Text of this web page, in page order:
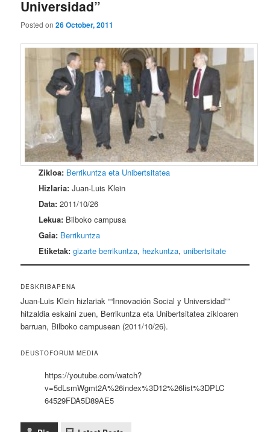
Universidad”
Posted on26 October, 2011
Zikloa: Berrikuntza eta Unibertsitatea
Hizlaria: Juan-Luis Klein
Data: 2011/10/26
Lekua: Bilboko campusa
Gaia: Berrikuntza
Etiketak: gizarte berrikuntza, hezkuntza,unibertsitate
DESKRIBAPENA
Juan-Luis Klein hizlariak ““Innovación Social y Universidad””
hitzaldia eskaini zuen, Berrikuntza eta Unibertsitatea zikloaren
barruan, Bilboko campusean (2011/10/26).
DEUSTOFORUM MEDIA
https://youtube.com/watch?
v=5dLsmWgmt2A%26index%3D12%26list%3DPLC
64529FDA5D89AE5